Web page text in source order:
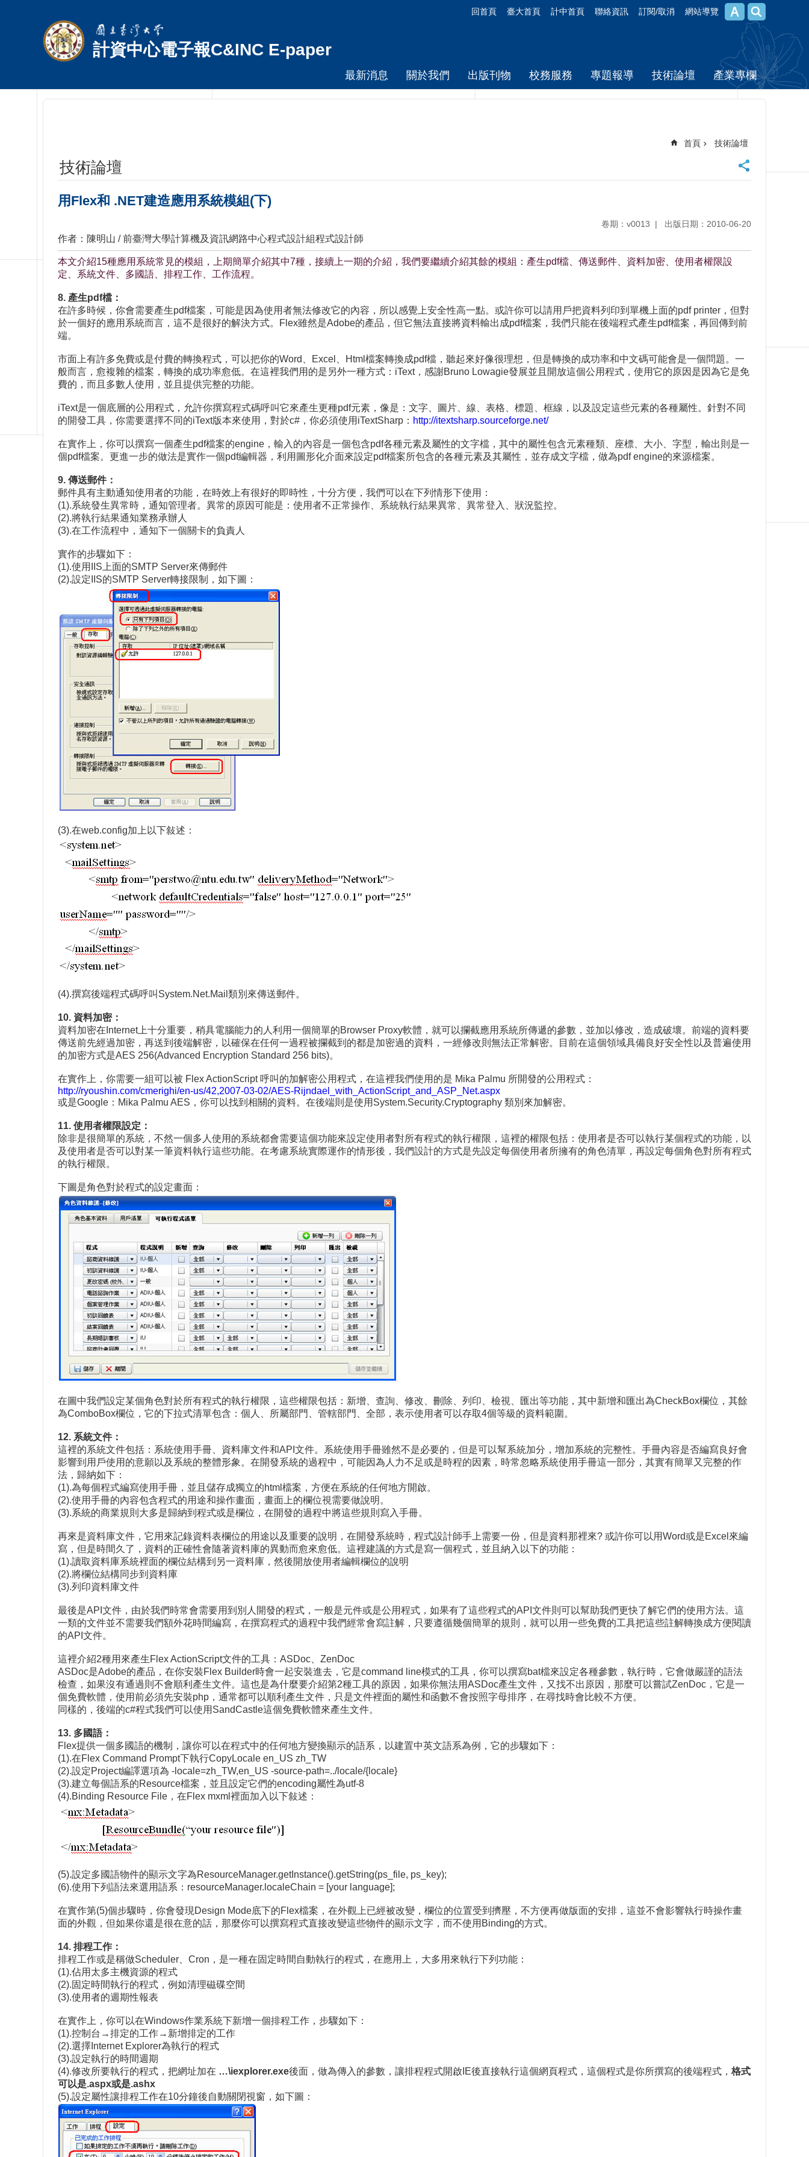
回首頁 臺大首頁 計中首頁 聯絡資訊 訂閱/取消 網站導覽
計資中心電子報C&INC E-paper
最新消息 關於我們 出版刊物 校務服務 專題報導 技術論壇 產業專欄
首頁 技術論壇
技術論壇
用Flex和 .NET建造應用系統模組(下)
卷期：v0013 出版日期：2010-06-20
作者：陳明山 / 前臺灣大學計算機及資訊網路中心程式設計組程式設計師
本文介紹15種應用系統常見的模組，上期簡單介紹其中7種，接續上一期的介紹，我們要繼續介紹其餘的模組：產生pdf檔、傳送郵件、資料加密、使用者權限設
定、系統文件、多國語、排程工作、工作流程。
8. 產生pdf檔：
在許多時候，你會需要產生pdf檔案，可能是因為使用者無法修改它的內容，所以感覺上安全性高一點。或許你可以請用戶把資料列印到單機上面的pdf printer，但對
於一個好的應用系統而言，這不是很好的解決方式。Flex雖然是Adobe的產品，但它無法直接將資料輸出成pdf檔案，我們只能在後端程式產生pdf檔案，再回傳到前
端。
市面上有許多免費或是付費的轉換程式，可以把你的Word、Excel、Html檔案轉換成pdf檔，聽起來好像很理想，但是轉換的成功率和中文碼可能會是一個問題。一
般而言，愈複雜的檔案，轉換的成功率愈低。在這裡我們用的是另外一種方式：iText，感謝Bruno Lowagie發展並且開放這個公用程式，使用它的原因是因為它是免
費的，而且多數人使用，並且提供完整的功能。
iText是一個底層的公用程式，允許你撰寫程式碼呼叫它來產生更種pdf元素，像是：文字、圖片、線、表格、標題、框線，以及設定這些元素的各種屬性。針對不同
的開發工具，你需要選擇不同的iText版本來使用，對於c#，你必須使用iTextSharp： http://itextsharp.sourceforge.net/
在實作上，你可以撰寫一個產生pdf檔案的engine，輸入的內容是一個包含pdf各種元素及屬性的文字檔，其中的屬性包含元素種類、座標、大小、字型，輸出則是一
個pdf檔案。更進一步的做法是實作一個pdf編輯器，利用圖形化介面來設定pdf檔案所包含的各種元素及其屬性，並存成文字檔，做為pdf engine的來源檔案。
9. 傳送郵件：
郵件具有主動通知使用者的功能，在時效上有很好的即時性，十分方便，我們可以在下列情形下使用：
(1).系統發生異常時，通知管理者。異常的原因可能是：使用者不正常操作、系統執行結果異常、異常登入、狀況監控。
(2).將執行結果通知業務承辦人
(3).在工作流程中，通知下一個關卡的負責人
實作的步驟如下：
(1).使用IIS上面的SMTP Server來傳郵件
(2).設定IIS的SMTP Server轉接限制，如下圖：
(3).在web.config加上以下敍述：
(4).撰寫後端程式碼呼叫System.Net.Mail類別來傳送郵件。
10. 資料加密：
資料加密在Internet上十分重要，稍具電腦能力的人利用一個簡單的Browser Proxy軟體，就可以攔截應用系統所傳遞的參數，並加以修改，造成破壞。前端的資料要
傳送前先經過加密，再送到後端解密，以確保在任何一過程被攔截到的都是加密過的資料，一經修改則無法正常解密。目前在這個領域具備良好安全性以及普遍使用
的加密方式是AES 256(Advanced Encryption Standard 256 bits)。
在實作上，你需要一組可以被 Flex ActionScript 呼叫的加解密公用程式，在這裡我們使用的是 Mika Palmu 所開發的公用程式：
http://ryoushin.com/cmerighi/en-us/42,2007-03-02/AES-Rijndael_with_ActionScript_and_ASP_Net.aspx
或是Google：Mika Palmu AES，你可以找到相關的資料。在後端則是使用System.Security.Cryptography 類別來加解密。
11. 使用者權限設定：
除非是很簡單的系統，不然一個多人使用的系統都會需要這個功能來設定使用者對所有程式的執行權限，這裡的權限包括：使用者是否可以執行某個程式的功能，以
及使用者是否可以對某一筆資料執行這些功能。在考慮系統實際運作的情形後，我們設計的方式是先設定每個使用者所擁有的角色清單，再設定每個角色對所有程式
的執行權限。
下圖是角色對於程式的設定畫面：
在圖中我們設定某個角色對於所有程式的執行權限，這些權限包括：新增、查詢、修改、刪除、列印、檢視、匯出等功能，其中新增和匯出為CheckBox欄位，其餘
為ComboBox欄位，它的下拉式清單包含：個人、所屬部門、管轄部門、全部，表示使用者可以存取4個等級的資料範圍。
12. 系統文件：
這裡的系統文件包括：系統使用手冊、資料庫文件和API文件。系統使用手冊雖然不是必要的，但是可以幫系統加分，增加系統的完整性。手冊內容是否編寫良好會
影響到用戶使用的意願以及系統的整體形象。在開發系統的過程中，可能因為人力不足或是時程的因素，時常忽略系統使用手冊這一部分，其實有簡單又完整的作
法，歸納如下：
(1).為每個程式編寫使用手冊，並且儲存成獨立的html檔案，方便在系統的任何地方開啟。
(2).使用手冊的內容包含程式的用途和操作畫面，畫面上的欄位視需要做說明。
(3).系統的商業規則大多是歸納到程式或是欄位，在開發的過程中將這些規則寫入手冊。
再來是資料庫文件，它用來記錄資料表欄位的用途以及重要的說明，在開發系統時，程式設計師手上需要一份，但是資料那裡來? 或許你可以用Word或是Excel來編
寫，但是時間久了，資料的正確性會隨著資料庫的異動而愈來愈低。這裡建議的方式是寫一個程式，並且納入以下的功能：
(1).讀取資料庫系統裡面的欄位結構到另一資料庫，然後開放使用者編輯欄位的說明
(2).將欄位結構同步到資料庫
(3).列印資料庫文件
最後是API文件，由於我們時常會需要用到別人開發的程式，一般是元件或是公用程式，如果有了這些程式的API文件則可以幫助我們更快了解它們的使用方法。這
一類的文件並不需要我們額外花時間編寫，在撰寫程式的過程中我們經常會寫註解，只要遵循幾個簡單的規則，就可以用一些免費的工具把這些註解轉換成方便閱讀
的API文件。
這裡介紹2種用來產生Flex ActionScript文件的工具：ASDoc、ZenDoc
ASDoc是Adobe的產品，在你安裝Flex Builder時會一起安裝進去，它是command line模式的工具，你可以撰寫bat檔來設定各種參數，執行時，它會做嚴謹的語法
檢查，如果沒有通過則不會順利產生文件。這也是為什麼要介紹第2種工具的原因，如果你無法用ASDoc產生文件，又找不出原因，那麼可以嘗試ZenDoc，它是一
個免費軟體，使用前必須先安裝php，通常都可以順利產生文件，只是文件裡面的屬性和函數不會按照字母排序，在尋找時會比較不方便。
同樣的，後端的c#程式我們可以使用SandCastle這個免費軟體來產生文件。
13. 多國語：
Flex提供一個多國語的機制，讓你可以在程式中的任何地方變換顯示的語系，以建置中英文語系為例，它的步驟如下：
(1).在Flex Command Prompt下執行CopyLocale en_US zh_TW
(2).設定Project編譯選項為 -locale=zh_TW,en_US -source-path=../locale/{locale}
(3).建立每個語系的Resource檔案，並且設定它們的encoding屬性為utf-8
(4).Binding Resource File，在Flex mxml裡面加入以下敍述：
(5).設定多國語物件的顯示文字為ResourceManager.getInstance().getString(ps_file, ps_key);
(6).使用下列語法來選用語系：resourceManager.localeChain = [your language];
在實作第(5)個步驟時，你會發現Design Mode底下的Flex檔案，在外觀上已經被改變，欄位的位置受到擠壓，不方便再做版面的安排，這並不會影響執行時操作畫
面的外觀，但如果你還是很在意的話，那麼你可以撰寫程式直接改變這些物件的顯示文字，而不使用Binding的方式。
14. 排程工作：
排程工作或是稱做Scheduler、Cron，是一種在固定時間自動執行的程式，在應用上，大多用來執行下列功能：
(1).佔用太多主機資源的程式
(2).固定時間執行的程式，例如清理磁碟空間
(3).使用者的週期性報表
在實作上，你可以在Windows作業系統下新增一個排程工作，步驟如下：
(1).控制台→排定的工作→新增排定的工作
(2).選擇Internet Explorer為執行的程式
(3).設定執行的時間週期
(4).修改所要執行的程式，把網址加在 …\iexplorer.exe後面，做為傳入的參數，讓排程程式開啟IE後直接執行這個網頁程式，這個程式是你所撰寫的後端程式， 格式
可以是.aspx或是.ashx
(5).設定屬性讓排程工作在10分鐘後自動關閉視窗，如下圖：